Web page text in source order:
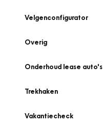
Velgenconfigurator
Overig
Onderhoud lease auto's
Trekhaken
Vakantiecheck